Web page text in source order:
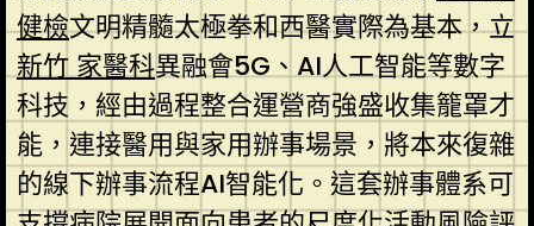
健檢文明精髓太極拳和西醫實際為基本，立
新竹 家醫科異融會5G、AI人工智能等數字
科技，經由過程整合運營商強盛收集籠罩才
能，連接醫用與家用辦事場景，將本來復雜
的線下辦事流程AI智能化。這套辦事體系可